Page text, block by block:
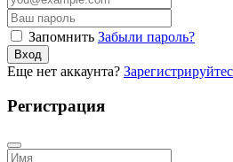
Запомнить Забыли пароль?
Вход
Еще нет аккаунта?
Регистрация